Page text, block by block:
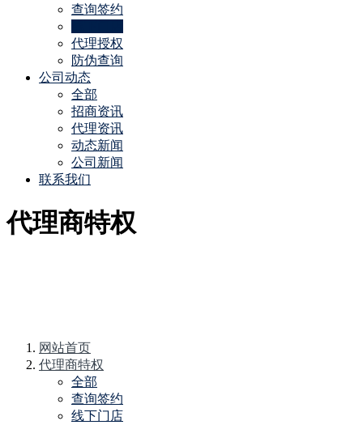
查询签约
代理授权
防伪查询
公司动态
全部
招商资讯
代理资讯
动态新闻
公司新闻
联系我们
代理商特权
网站首页
代理商特权
全部
查询签约
线下门店